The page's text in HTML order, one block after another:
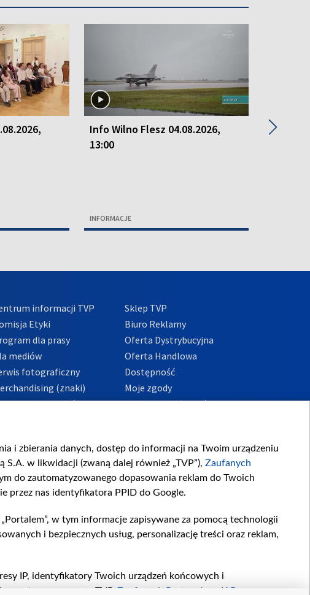
Info Wilno Flesz 04.08.2026,
13:00
INFORMACJE
Info
▶
informacji TVP
Etyki
dla prasy
mediów
fotograficzny
(znaki)
Prywatności
Sklep TVP
Biuro Reklamy
Oferta Dystrybucyjna
Oferta Handlowa
Dostępność
Moje zgody
Procedura zgłoszeń
i zbierania danych, dostęp do informacji na Twoim urządzeniu
w likwidacji (zwaną dalej również „TVP”), Zaufanych
do zautomatyzowanego dopasowania reklam do Twoich
przez nas identyfikatora PPID do Google.
w tym informacje zapisywane za pomocą technologii
i bezpiecznych usług, personalizację treści oraz reklam,
IP, identyfikatory Twoich urządzeń końcowych i
przez TVP, Zaufanych Partnerów z IAB